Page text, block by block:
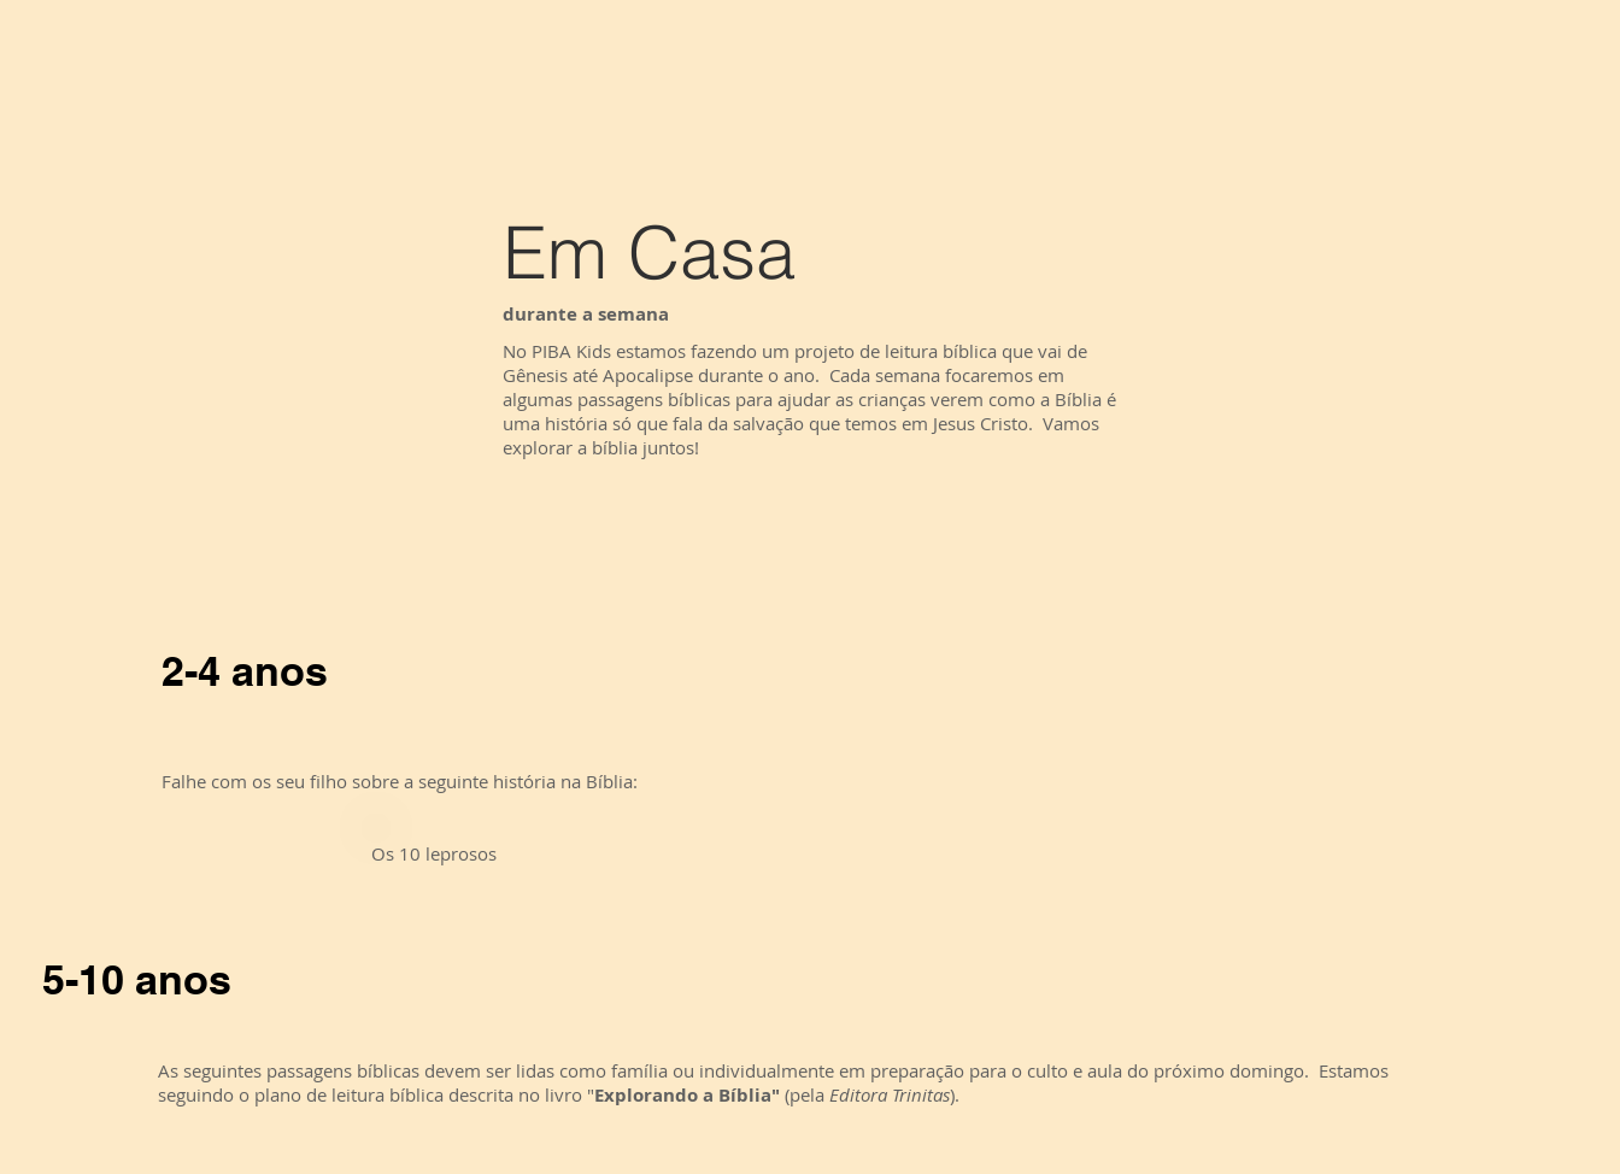
durante a semana
Em Casa
No PIBA Kids estamos fazendo um projeto de leitura bíblica que vai de
Gênesis até Apocalipse durante o ano. Cada semana focaremos em
algumas passagens bíblicas para ajudar as crianças verem como a Bíblia é
uma história só que fala da salvação que temos em Jesus Cristo. Vamos
explorar a bíblia juntos!
2-4 anos
Falhe com os seu filho sobre a seguinte história na Bíblia:
Os 10 leprosos
As seguintes passagens bíblicas devem ser lidas como família ou individualmente em preparação para o culto e aula do próximo domingo. Estamos
seguindo o plano de leitura bíblica descrita no livro "Explorando a Bíblia" (pelaEditora Trinitas).
5-10 anos